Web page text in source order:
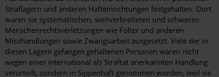
Straflagern und anderen Hafteinrichtungen festgehalten. Dort
waren sie systematischen, weitverbreiteten und schweren
Menschenrechtsverletzungen wie Folter und anderen
Misshandlungen sowie Zwangsarbeit ausgesetzt. Viele der in
diesen Lagern gefangen gehaltenen Personen waren nicht
wegen einer international als Straftat anerkannten Handlung
verurteilt, sondern in Sippenhaft genommen worden, weil sie